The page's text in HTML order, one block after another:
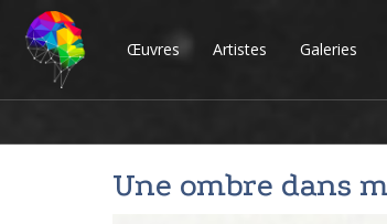
Œuvres Artistes Galeries
Une ombre dans